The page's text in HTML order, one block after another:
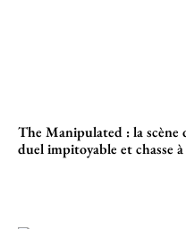
The Manipulated : la scène
duel impitoyable et chasse à